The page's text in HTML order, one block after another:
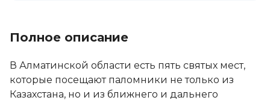
Полное описание
В Алматинской области есть пять святых мест,
которые посещают паломники не только из
Казахстана, но и из ближнего и дальнего